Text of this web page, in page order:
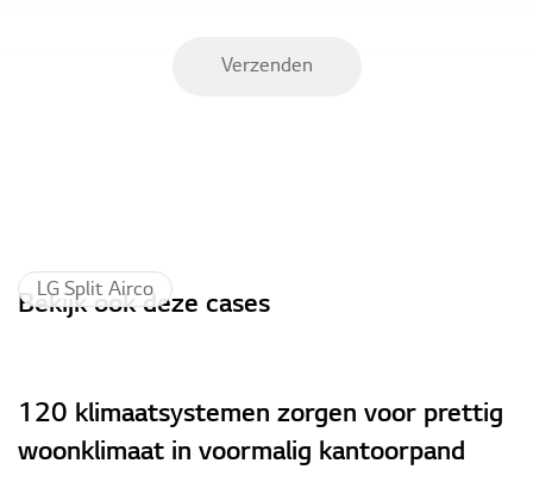
Bekijk ook deze cases
120 klimaatsystemen zorgen voor prettig
woonklimaat in voormalig kantoorpand
LG Split Airco